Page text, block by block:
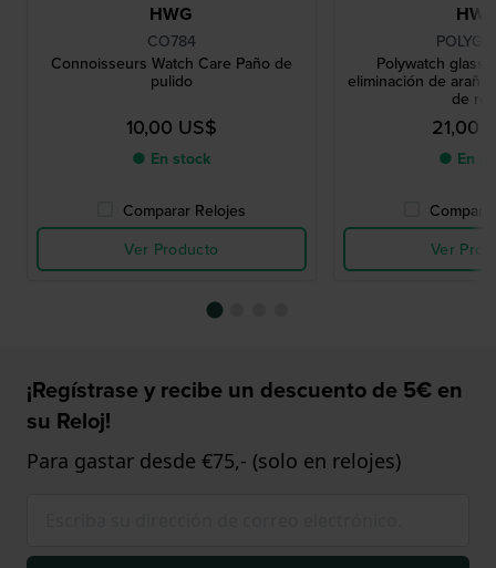
HWG
CO784
Connoisseurs Watch Care Paño de
pulido
10,00 US$
● En stock
Comparar Relojes
Ver Producto
Polywatch glass
eliminación de
de
21,00
● En
Ver
¡Regístrase y recibe un descuento de 5€ en
su Reloj!
Para gastar desde €75,- (solo en relojes)